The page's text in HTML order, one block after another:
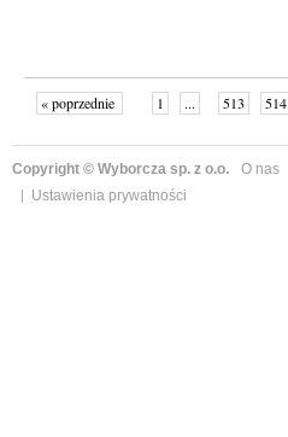
« poprzednie 1 ... 513 514
Copyright © Wyborcza sp. z o.o. O nas
Ustawienia prywatności